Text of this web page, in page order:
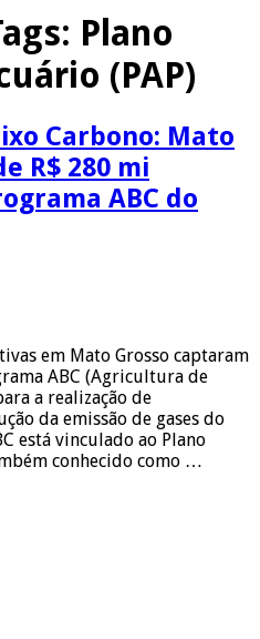
Plano
(PAP)
Carbono: Mato
R$ 280 mi
ABC do
em Mato Grosso captaram
ABC (Agricultura de
a realização de
da emissão de gases do
está vinculado ao Plano
conhecido como …